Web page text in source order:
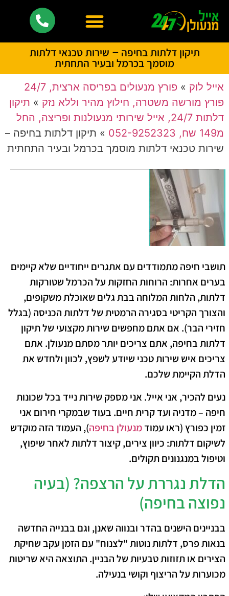
תיקון דלתות בחיפה – שירות טכנאי דלתות
מוסמך בכרמל ובעיר התחתית
אייל לוק »
פורץ מנעולים בפריסה ארצית, 24/7
פורץ מורשה משטרה, חילוץ מהיר וללא נזק » תיקון
דלתות 24/7, אייל שירותי מנעולנות ופריצה, החל
מ149 שח, 052-9252323
» תיקון דלתות בחיפה –
שירות טכנאי דלתות מוסמך בכרמל ובעיר התחתית
תושבי חיפה מתמודדים עם אתגרים ייחודיים שלא קיימים
בערים אחרות: הרוחות החזקות על הכרמל שטורקות
דלתות, הלחות המלוחה בבת גלים שאוכלת משקופים,
והצורך הקריטי בסגירה הרמטית של דלתות הכניסה (בגלל
חזירי הבר). אם אתם מחפשים שירות מקצועי שלתיקון
דלתות בחיפה, אתם צריכים יותר מסתם מנעולן. אתם
צריכים איש שירות טכני שיודע לשפץ, לכוון ולחדש את
הדלת הקיימת שלכם.
נעים להכיר, אני אייל. אני מספק שירות נייד בכל שכונות
חיפה – מדניה ועד קרית חיים. בעוד שבמקרי חירום אני
זמין כפורץ (ראו עמודמנעולן בחיפה), העמוד הזה מוקדש
לשיקום דלתות: כיוון צירים, קיצור דלתות לאחר שיפוץ,
וטיפול במנגנונים תקולים.
הדלת נגררת על הרצפה? (בעיה
נפוצה בחיפה)
בבניינים הישנים בהדר ובנווה שאנן, וגם בבנייה החדשה
בנאות פרס, דלתות נוטות "לצנוח" עם הזמן עקב שחיקת
הצירים או תזוזות טבעיות של הבניין. התוצאה היא שריטות
מכוערות על הריצוף וקושי בנעילה.